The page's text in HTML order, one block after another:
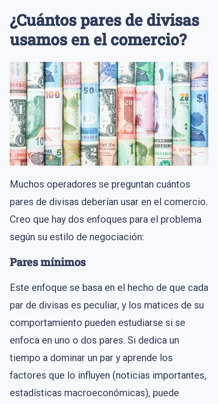
¿Cuántos pares de divisas
usamos en el comercio?
Muchos operadores se preguntan cuántos
pares de divisas deberían usar en el comercio.
Creo que hay dos enfoques para el problema
según su estilo de negociación:
Pares mínimos
Este enfoque se basa en el hecho de que cada
par de divisas es peculiar, y los matices de su
comportamiento pueden estudiarse si se
enfoca en uno o dos pares. Si dedica un
tiempo a dominar un par y aprende los
factores que lo influyen (noticias importantes,
estadísticas macroeconómicas), puede